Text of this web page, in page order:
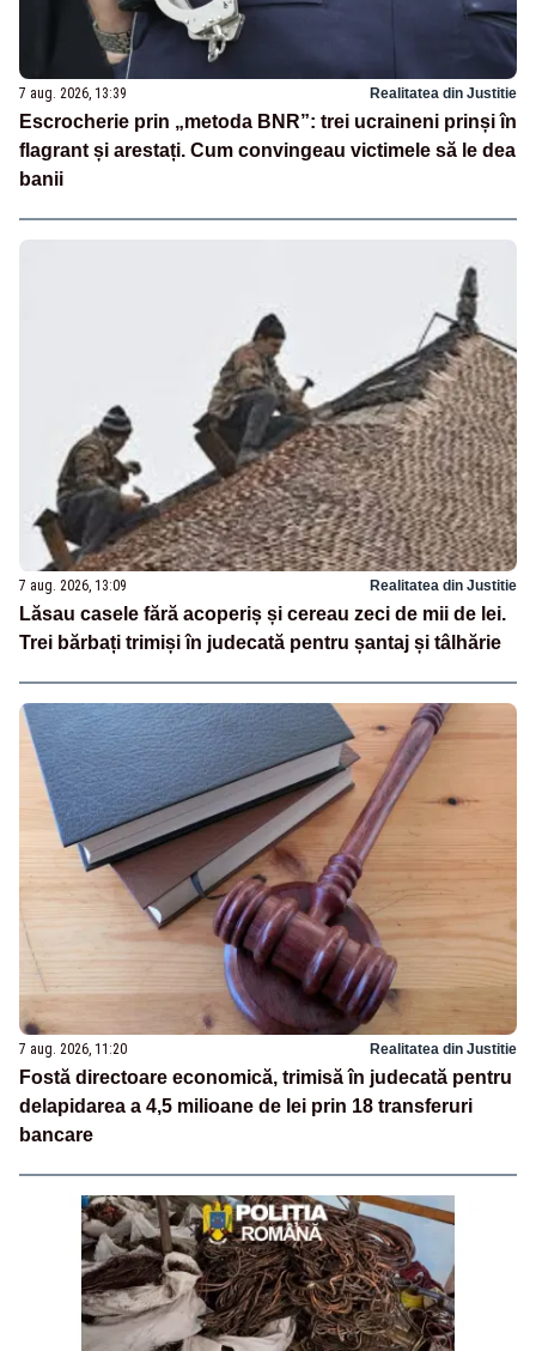
7 aug. 2026, 13:39 Realitatea din Justitie
Escrocherie prin „metoda BNR”: trei ucraineni prinși în
flagrant și arestați. Cum convingeau victimele să le dea
banii
7 aug. 2026, 13:09 Realitatea din Justitie
Lăsau casele fără acoperiș și cereau zeci de mii de lei.
Trei bărbați trimiși în judecată pentru șantaj și tâlhărie
7 aug. 2026, 11:20 Realitatea din Justitie
Fostă directoare economică, trimisă în judecată pentru
delapidarea a 4,5 milioane de lei prin 18 transferuri
bancare